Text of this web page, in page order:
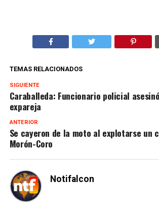
TEMAS RELACIONADOS
SIGUIENTE
Caraballeda: Funcionario policial
expareja
ANTERIOR
Se cayeron de la moto al explotarse un
Morón-Coro
Notifalcon